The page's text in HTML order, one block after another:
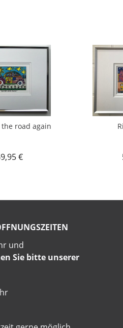
the road again
€
Uhr und
Sie bitte unserer
- 17.30 Uhr